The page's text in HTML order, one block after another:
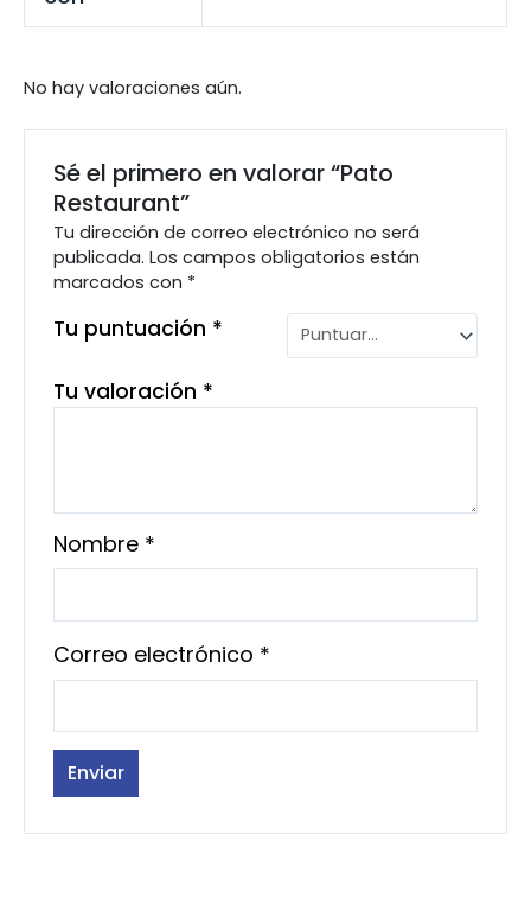
No hay valoraciones aún.
Sé el primero en valorar “Pato
Restaurant”
Tu dirección de correo electrónico no será
publicada. Los campos obligatorios están
marcados con *
Tu puntuación *
Tu valoración *
Nombre *
Correo electrónico *